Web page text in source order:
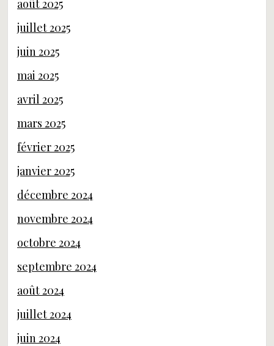
août 2025
juillet 2025
juin 2025
mai 2025
avril 2025
mars 2025
février 2025
janvier 2025
décembre 2024
novembre 2024
octobre 2024
septembre 2024
août 2024
juillet 2024
juin 2024